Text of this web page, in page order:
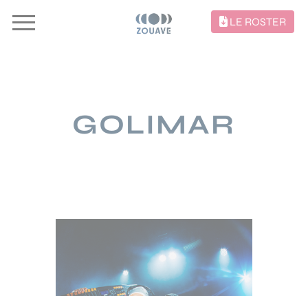
LE ROSTER
GOLIMAR